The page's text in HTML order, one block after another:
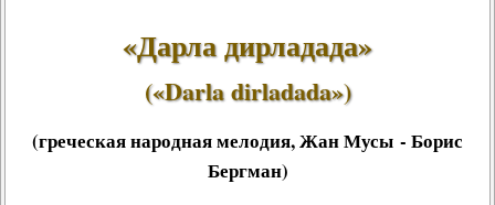
«Дарла дирладада»
(«Darla dirladada»)
(греческая народная мелодия, Жан Мусы - Борис
Бергман)